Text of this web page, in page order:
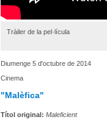
Tràiler de la pel·lícula
Diumenge 5 d'octubre de 2014
Cinema
"Malèfica"
Títol original: Maleficient